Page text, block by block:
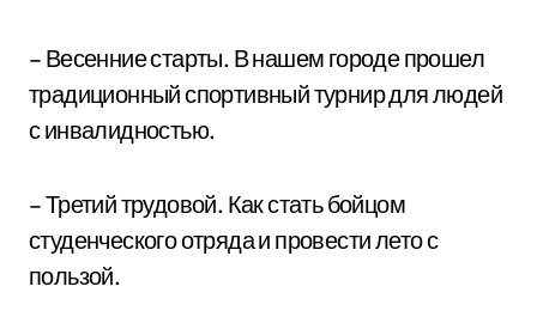
– Весенние старты. В нашем городе прошел
традиционный спортивный турнир для людей
с инвалидностью.
– Третий трудовой. Как стать бойцом
студенческого отряда и провести лето с
пользой.